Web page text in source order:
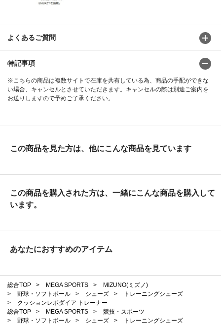
よくあるご質問
特記事項
※こちらの商品は複数サイトで在庫を共有している為、商品の手配ができな
い場合、キャンセルとさせていただきます。キャンセルの際は別途ご案内を
お送りしますので予めご了承ください。
この商品を見た方は、他にこんな商品を見ています
この商品を購入された方は、一緒にこんな商品を購入して
います。
あなたにおすすめのアイテム
総合TOP > MEGA SPORTS >
MIZUNO(ミズノ)
>
野球・ソフトボール > シューズ >
トレーニングシューズ
>
クッションレボダイア トレーナー
総合TOP
> MEGA SPORTS >
競技・スポーツ
>
野球・ソフトボール > シューズ >
トレーニングシューズ